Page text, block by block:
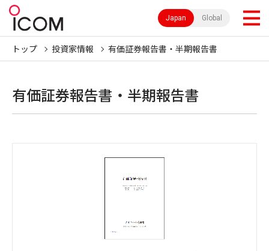
Japan Global
トップ 投資家情報 有価証券報告書・半期報告書
有価証券報告書・半期報告書